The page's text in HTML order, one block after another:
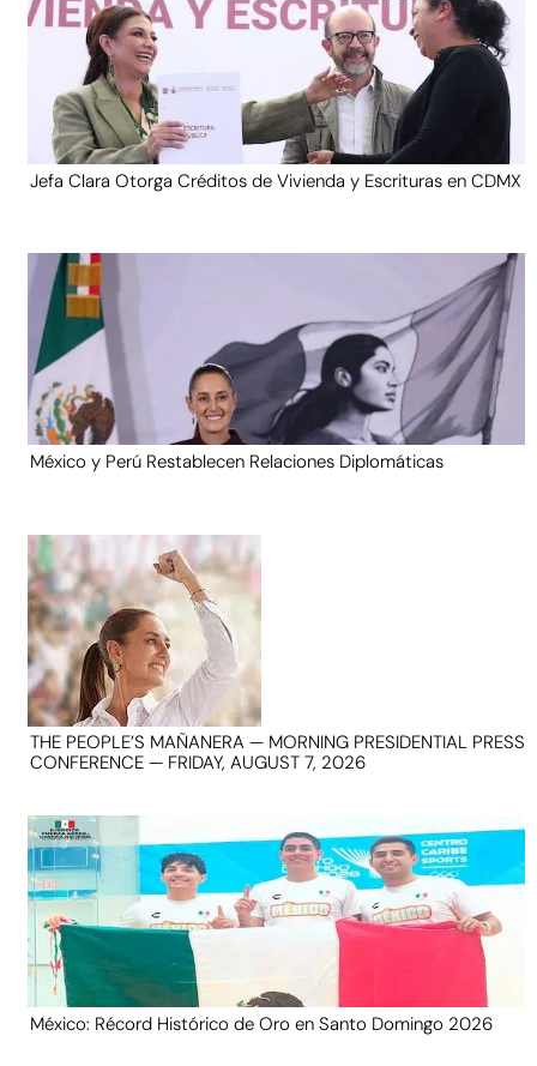
Jefa Clara Otorga Créditos de Vivienda y Escrituras en CDMX
México y Perú Restablecen Relaciones Diplomáticas
THE PEOPLE’S MAÑANERA — MORNING PRESIDENTIAL PRESS
CONFERENCE — FRIDAY, AUGUST 7, 2026
México: Récord Histórico de Oro en Santo Domingo 2026